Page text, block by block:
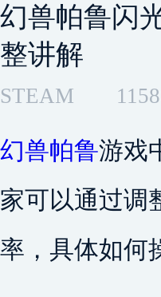
幻兽帕鲁闪
整讲解
STEAM
幻兽帕鲁游戏
家可以通过调
率，具体如何